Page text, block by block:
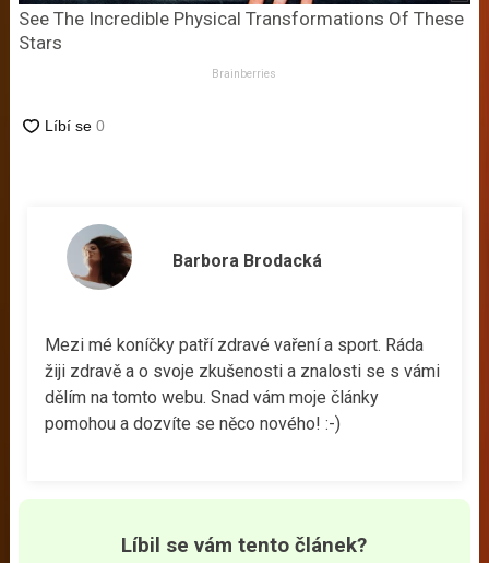
See The Incredible Physical Transformations Of These
Stars
Brainberries
Barbora Brodacká
Mezi mé koníčky patří zdravé vaření a sport. Ráda
žiji zdravě a o svoje zkušenosti a znalosti se s vámi
dělím na tomto webu. Snad vám moje články
pomohou a dozvíte se něco nového! :-)
Líbil se vám tento článek?